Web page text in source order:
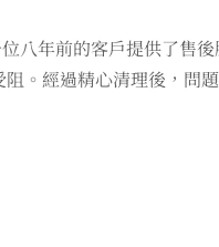
八年前的客戶提供了售
。經過精心清理後，問